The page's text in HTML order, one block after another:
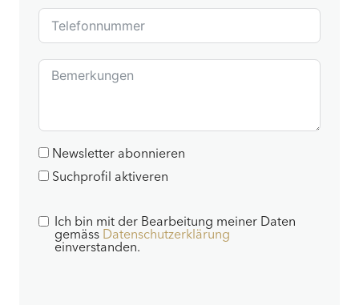
Newsletter abonnieren
Suchprofil aktiveren
Ich bin mit der Bearbeitung meiner Daten
gemäss Datenschutzerklärung
einverstanden.